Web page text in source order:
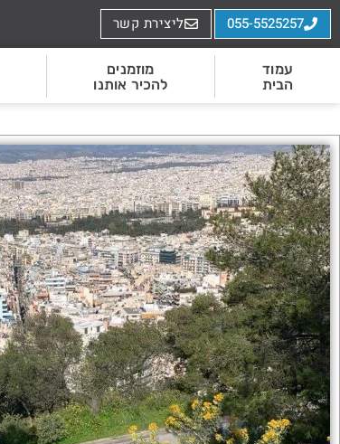
055-5525257 ליצירת קשר
עמוד
הבית
מוזמנים
להכיר אותנו